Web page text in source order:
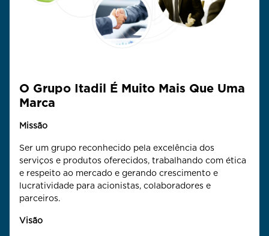
O Grupo Itadil É Muito Mais Que Uma
Marca
Missão
Ser um grupo reconhecido pela excelência dos
serviços e produtos oferecidos, trabalhando com ética
e respeito ao mercado e gerando crescimento e
lucratividade para acionistas, colaboradores e
parceiros.
Visão